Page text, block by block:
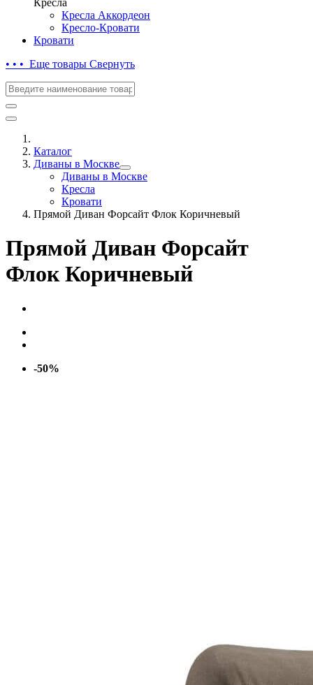
Кресла
Кресла Аккордеон
Кресло-Кровати
Кровати
• • • Еще товары Свернуть
Каталог
Диваны в Москве
Диваны в Москве
Кресла
Кровати
Прямой Диван Форсайт Флок Коричневый
Прямой Диван Форсайт
Флок Коричневый
-50%